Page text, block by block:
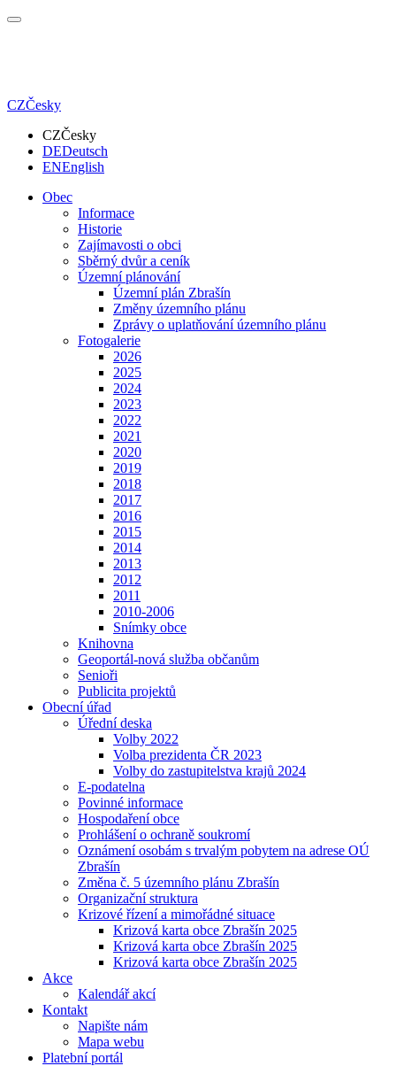
CZČesky
CZČesky
DEDeutsch
ENEnglish
Obec
Informace
Historie
Zajímavosti o obci
Sběrný dvůr a ceník
Územní plánování
Územní plán Zbrašín
Změny územního plánu
Zprávy o uplatňování územního plánu
Fotogalerie
2026
2025
2024
2023
2022
2021
2020
2019
2018
2017
2016
2015
2014
2013
2012
2011
2010-2006
Snímky obce
Knihovna
Geoportál-nová služba občanům
Senioři
Publicita projektů
Obecní úřad
Úřední deska
Volby 2022
Volba prezidenta ČR 2023
Volby do zastupitelstva krajů 2024
E-podatelna
Povinné informace
Hospodaření obce
Prohlášení o ochraně soukromí
Oznámení osobám s trvalým pobytem na adrese OÚ
Zbrašín
Změna č. 5 územního plánu Zbrašín
Organizační struktura
Krizové řízení a mimořádné situace
Krizová karta obce Zbrašín 2025
Krizová karta obce Zbrašín 2025
Krizová karta obce Zbrašín 2025
Akce
Kalendář akcí
Kontakt
Napište nám
Mapa webu
Platební portál